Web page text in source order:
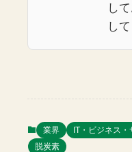
し
し
業界 IT・ビジネス・
脱炭素